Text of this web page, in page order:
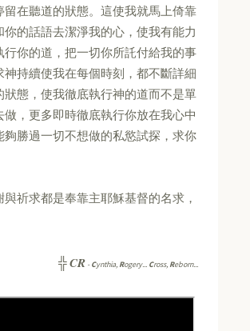
留在聽道的狀態。這使我就馬上倚靠
你的話語去潔淨我的心，使我有能力
行你的道，把一切你所託付給我的事
神持續使我在每個時刻，都不斷詳細
狀態，使我徹底執行神的道而不是單
做，更多即時徹底執行你放在我心中
夠勝過一切不想做的私慾試探，求你
祈求都是奉靠主耶穌基督的名求，
╬CR -Cynthia, Rogery... Cross, Reborn...